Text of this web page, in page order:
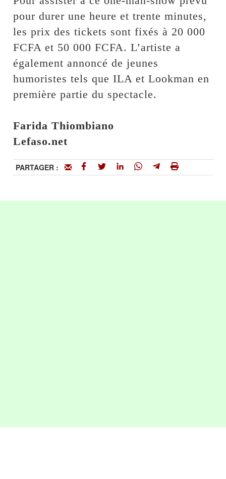
pour durer une heure et trente minutes,
les prix des tickets sont fixés à 20 000
FCFA et 50 000 FCFA. L’artiste a
également annoncé de jeunes
humoristes tels que ILA et Lookman en
première partie du spectacle.
Farida Thiombiano
‎Lefaso.net
PARTAGER :